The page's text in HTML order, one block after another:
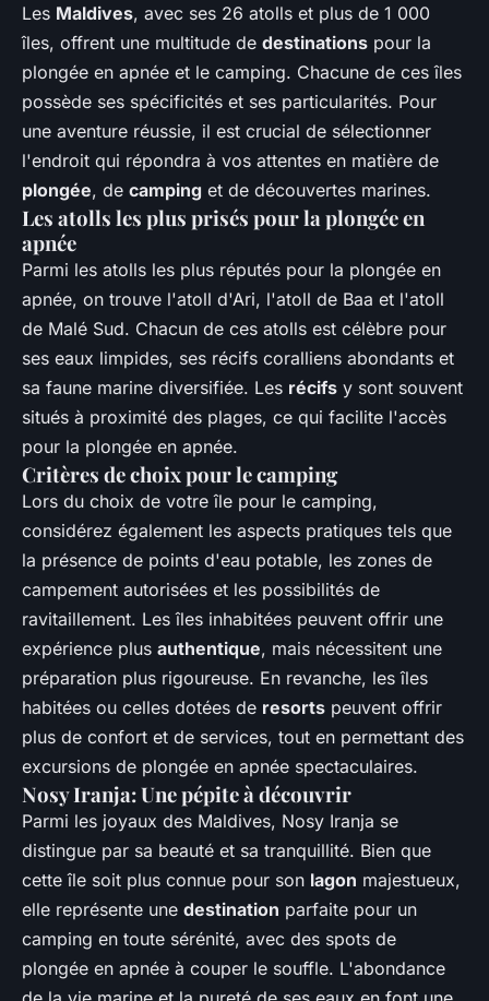
Les Maldives, avec ses 26 atolls et plus de 1 000
îles, offrent une multitude de destinations pour la
plongée en apnée et le camping. Chacune de ces îles
possède ses spécificités et ses particularités. Pour
une aventure réussie, il est crucial de sélectionner
l'endroit qui répondra à vos attentes en matière de
plongée, de camping et de découvertes marines.
Les atolls les plus prisés pour la plongée en
apnée
Parmi les atolls les plus réputés pour la plongée en
apnée, on trouve l'atoll d'Ari, l'atoll de Baa et l'atoll
de Malé Sud. Chacun de ces atolls est célèbre pour
ses eaux limpides, ses récifs coralliens abondants et
sa faune marine diversifiée. Les récifs y sont souvent
situés à proximité des plages, ce qui facilite l'accès
pour la plongée en apnée.
Critères de choix pour le camping
Lors du choix de votre île pour le camping,
considérez également les aspects pratiques tels que
la présence de points d'eau potable, les zones de
campement autorisées et les possibilités de
ravitaillement. Les îles inhabitées peuvent offrir une
expérience plus authentique, mais nécessitent une
préparation plus rigoureuse. En revanche, les îles
habitées ou celles dotées de resorts peuvent offrir
plus de confort et de services, tout en permettant des
excursions de plongée en apnée spectaculaires.
Nosy Iranja: Une pépite à découvrir
Parmi les joyaux des Maldives, Nosy Iranja se
distingue par sa beauté et sa tranquillité. Bien que
cette île soit plus connue pour son lagon majestueux,
elle représente une destination parfaite pour un
camping en toute sérénité, avec des spots de
plongée en apnée à couper le souffle. L'abondance